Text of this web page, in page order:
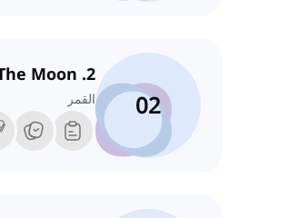
02
2. The Moon
القمر